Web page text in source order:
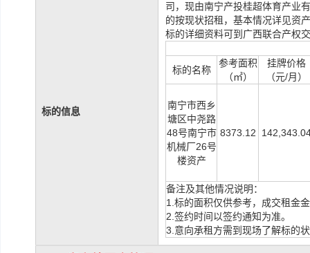
标的信息
司，现由南宁产投桂超体育产业
的按现状招租，基本情况详见资
标的详细资料可到广西联合产权
标的名称
参考面积
（㎡）
挂牌价格
（元/月）
南宁市西乡
塘区中尧路
48号南宁市
机械厂26号
楼资产
8373.12
备注及其他情况说明：
1. 标的面积仅供参考，成交租金
2. 签约时间以签约通知为准。
3. 意向承租方需到现场了解标的